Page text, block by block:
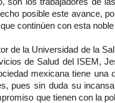
posible este avance,
continúen con esta
de la Universidad de la
de Salud del ISEM,
mexicana tiene una
pues sin duda su
que tienen con la